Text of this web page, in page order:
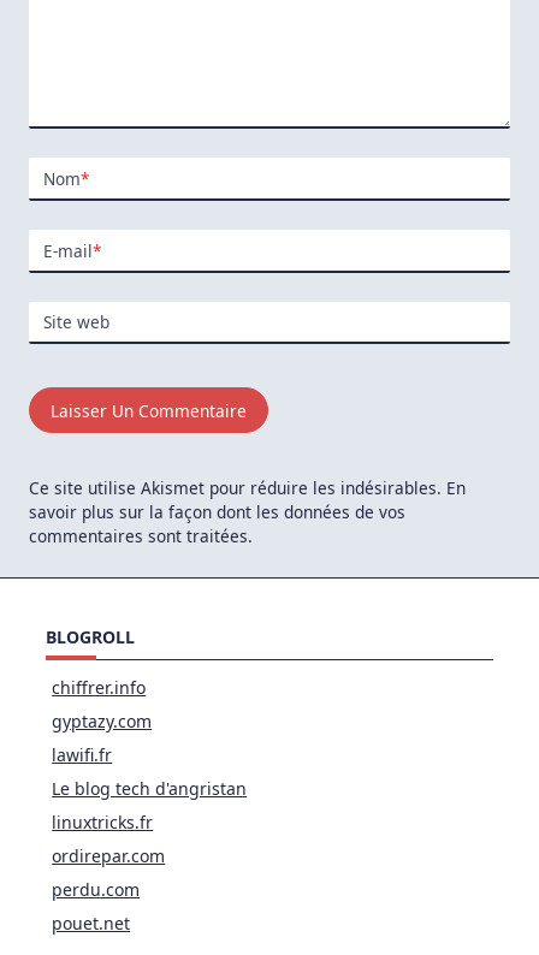
Nom*
E-mail*
Site web
Ce site utilise Akismet pour réduire les indésirables. En
savoir plus sur la façon dont les données de vos
commentaires sont traitées.
BLOGROLL
chiffrer.info
gyptazy.com
lawifi.fr
Le blog tech d'angristan
linuxtricks.fr
ordirepar.com
perdu.com
pouet.net